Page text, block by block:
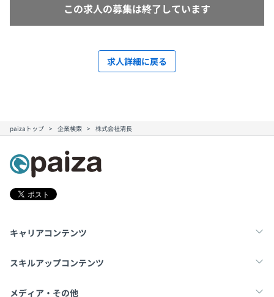
この求人の募集は終了しています
求人詳細に戻る
paizaトップ 企業検索 株式会社清長
キャリアコンテンツ
転職・キャリア
スキルアップコンテンツ
学習
メディア・その他